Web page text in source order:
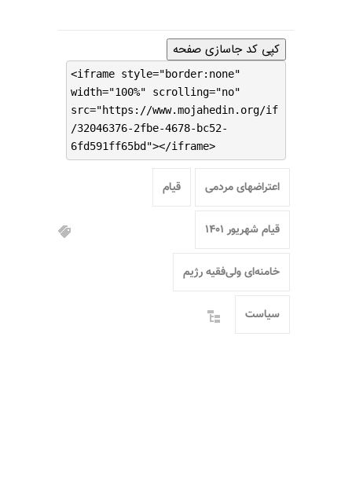
کپی کد جاسازی صفحه
<iframe style="border:none"
width="100%" scrolling="no"
src="https://www.mojahedin.org/if
/32046376-2fbe-4678-bc52-
6fd591ff65bd"></iframe>
اعتراضهای مردمی قیام
قیام شهریور ۱۴۰۱
خامنه‌ای ولی‌فقیه رژیم
سیاست